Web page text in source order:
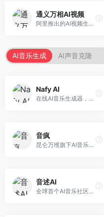
通义万相AI视频
阿里推出的AI视频生成服务，整合图像与视频创作能力。面向电商和营销从业者，支持商品视频生成、营销视频制作等服务，商业应用场景丰富。
AI音乐生成 AI声音克隆
Nafy AI
在线AI音乐生成器，专注于快速音乐创作。面向内容创作者，支持多种风格音乐生成，操作简便，生成速度快，适合快速配乐需求。
音疯
昆仑万维旗下AI音乐创作平台，专注于音乐内容生成。面向音乐爱好者和内容创作者，提供多种风格音乐生成，操作简便，创作速度快。
音述AI
全球首个AI音乐社区平台，整合创作与分享功能。面向音乐创作者和爱好者，提供音乐创作、作品分享、社区交流等服务，社区氛围活跃。